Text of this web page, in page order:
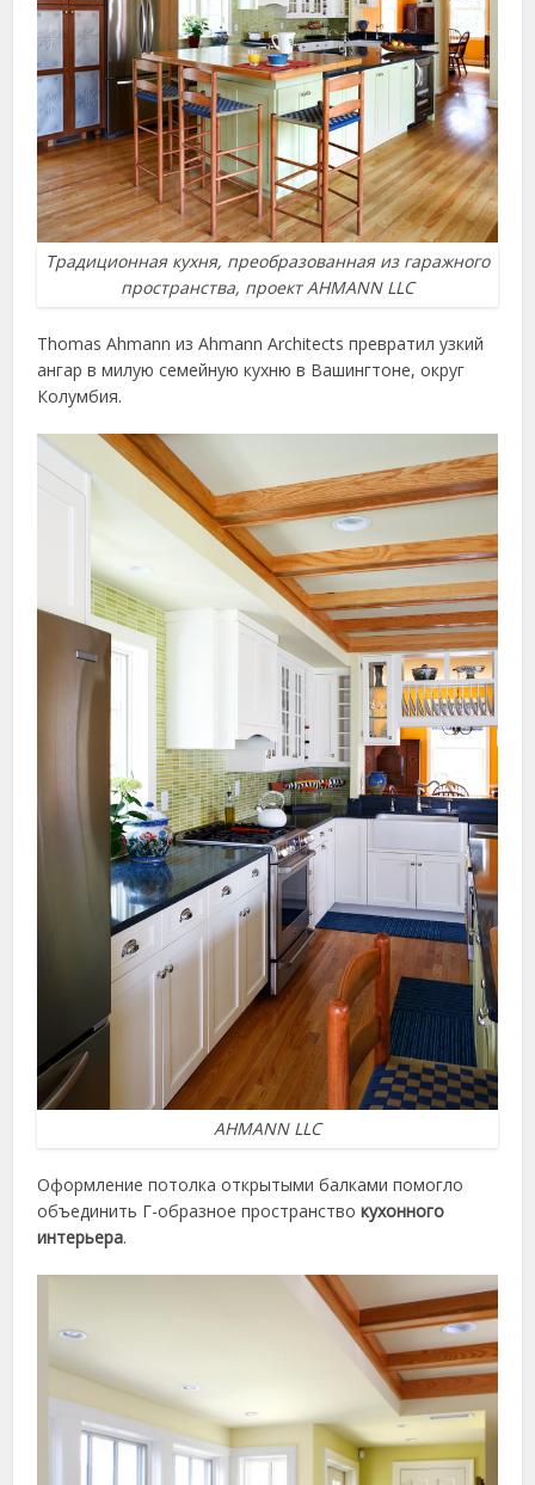
Традиционная кухня, преобразованная из гаражного
пространства, проект AHMANN LLC
Thomas Ahmann из Ahmann Architects превратил узкий
ангар в милую семейную кухню в Вашингтоне, округ
Колумбия.
AHMANN LLC
Оформление потолка открытыми балками помогло
объединить Г-образное пространствокухонного
интерьера.